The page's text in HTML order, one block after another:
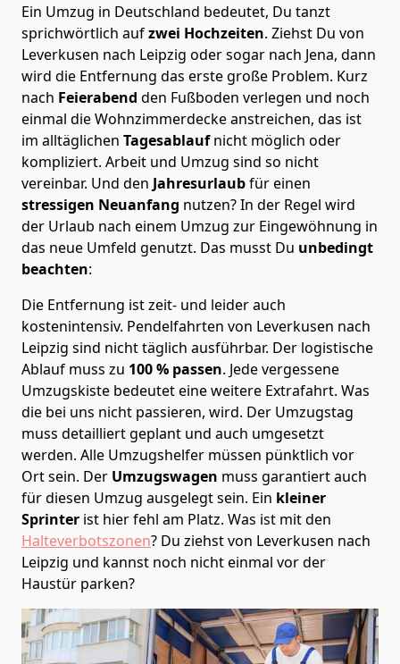
Ein Umzug in Deutschland bedeutet, Du tanzt
sprichwörtlich aufzwei Hochzeiten. Ziehst Du von
Leverkusen nach Leipzig oder sogar nach Jena, dann
wird die Entfernung das erste große Problem. Kurz
nach Feierabend den Fußboden verlegen und noch
einmal die Wohnzimmerdecke anstreichen, das ist
im alltäglichen Tagesablaufnicht möglich oder
kompliziert. Arbeit und Umzug sind so nicht
vereinbar. Und den Jahresurlaubfür einen
stressigen Neuanfang nutzen? In der Regel wird
der Urlaub nach einem Umzug zur Eingewöhnung in
das neue Umfeld genutzt. Das musst Du unbedingt
beachten:
Die Entfernung ist zeit- und leider auch
kostenintensiv. Pendelfahrten von Leverkusen nach
Leipzig sind nicht täglich ausführbar. Der logistische
Ablauf muss zu 100 % passen. Jede vergessene
Umzugskiste bedeutet eine weitere Extrafahrt. Was
die bei uns nicht passieren, wird. Der Umzugstag
muss detailliert geplant und auch umgesetzt
werden. Alle Umzugshelfer müssen pünktlich vor
Ort sein. Der Umzugswagen muss garantiert auch
für diesen Umzug ausgelegt sein. Ein kleiner
Sprinter ist hier fehl am Platz. Was ist mit den
Halteverbotszonen? Du ziehst von Leverkusen nach
Leipzig und kannst noch nicht einmal vor der
Haustür parken?